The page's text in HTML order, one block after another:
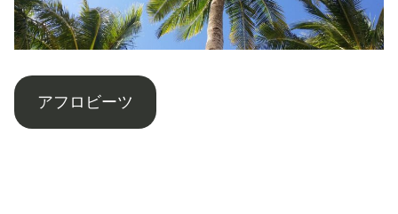
アフロビーツ